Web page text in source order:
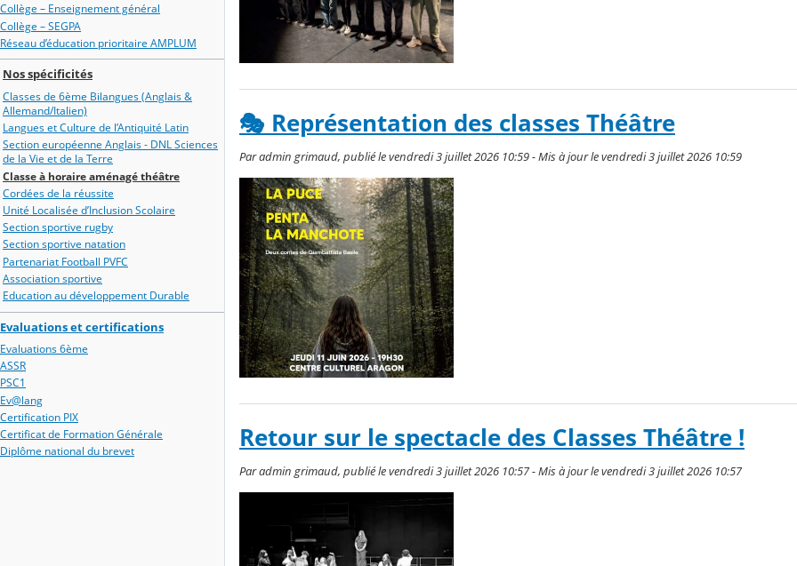
Collège – Enseignement général
Collège – SEGPA
Réseau d’éducation prioritaire AMPLUM
Nos spécificités
Classes de 6ème Bilangues (Anglais &
Allemand/Italien)
Langues et Culture de l’Antiquité Latin
Section européenne Anglais - DNL Sciences
de la Vie et de la Terre
Classe à horaire aménagé théâtre
Cordées de la réussite
Unité Localisée d’Inclusion Scolaire
Section sportive rugby
Section sportive natation
Partenariat Football PVFC
Association sportive
Education au développement Durable
Evaluations et certifications
Evaluations 6ème
ASSR
PSC1
Ev@lang
Certification PIX
Certificat de Formation Générale
Diplôme national du brevet
🎭 Représentation des classes Théâtre
Par admin grimaud, publié le vendredi 3 juillet 2026 10:59 - Mis à jour le vendredi 3 juillet 2026 10:59
Retour sur le spectacle des Classes Théâtre !
Par admin grimaud, publié le vendredi 3 juillet 2026 10:57 - Mis à jour le vendredi 3 juillet 2026 10:57